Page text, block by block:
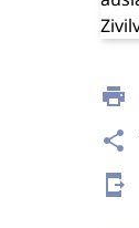
print
share
send_to_mobile